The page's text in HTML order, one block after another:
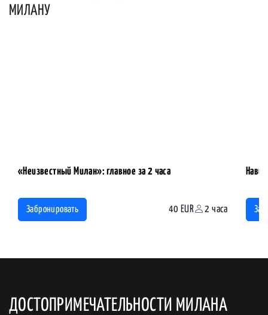
МИЛАНУ
«Неизвестный Милан»: главное за 2 часа
Забронировать 40 EUR 2 часа
ДОСТОПРИМЕЧАТЕЛЬНОСТИ МИЛАНА